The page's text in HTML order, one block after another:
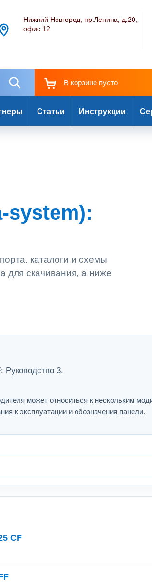
Нижний Новгород, пр.Ленина, д.20,
офис 12
В корзине пусто
Статьи Инструкции
system):
каталоги и схемы
для скачивания, а ниже
Руководство 3.
может относиться к нескольким
к эксплуатации и обозначения панели.
CF